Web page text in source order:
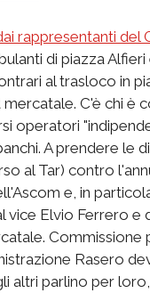
rappresentanti del
di piazza
al trasloco in
C'è chi è
operatori
A prendere le
al Tar) contro
e, in
vice Elvio Ferrero e
Commissione
Rasero
altri parlino per